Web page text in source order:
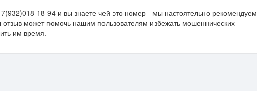
18-94 и вы знаете чей это номер - мы настоятельно рекомендуем
отзыв может помочь нашим пользователям избежать мошеннических
им время.